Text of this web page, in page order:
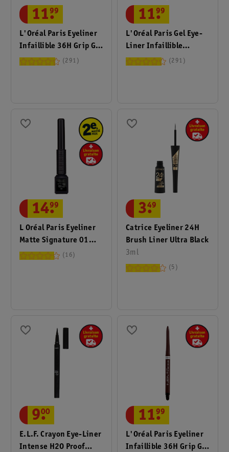
L'Oréal Paris Eyeliner
Infaillible 36H Grip Gel
Automatic Intense
11.
99
291
L'Oréal Paris Gel Eye-
Liner Infaillible
Automatic Grip
11.
99
291
L Oréal Paris Eyeliner
Matte Signature 01
Noir
14.
99
16
Catrice Eyeliner 24H
Brush Liner Ultra Black
3ml
3.
49
5
E.l.f. Crayon Eye-Liner
Intense H2O Proof
9.
00
L'Oréal Paris Eyeliner
Infaillible 36H Grip Gel
11.
99